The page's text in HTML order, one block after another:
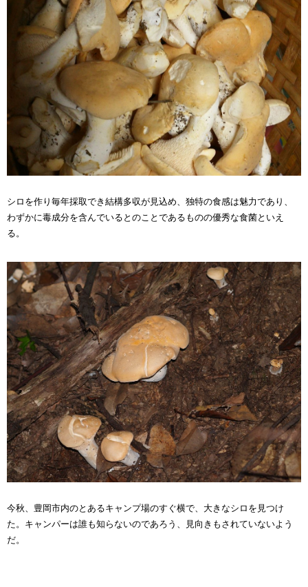
シロを作り毎年採取でき結構多収が見込め、独特の食感は魅力であり、
わずかに毒成分を含んでいるとのことであるものの優秀な食菌といえ
る。
今秋、豊岡市内のとあるキャンプ場のすぐ横で、大きなシロを見つけ
た。キャンパーは誰も知らないのであろう、見向きもされていないよう
だ。